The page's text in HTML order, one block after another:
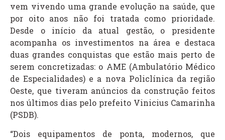
vem vivendo uma grande evolução na saúde, que
por oito anos não foi tratada como prioridade.
Desde o início da atual gestão, o presidente
acompanha os investimentos na área e destaca
duas grandes conquistas que estão mais perto de
serem concretizadas: o AME (Ambulatório Médico
de Especialidades) e a nova Policlínica da região
Oeste, que tiveram anúncios da construção feitos
nos últimos dias pelo prefeito Vinicius Camarinha
(PSDB).
“Dois equipamentos de ponta, modernos, que